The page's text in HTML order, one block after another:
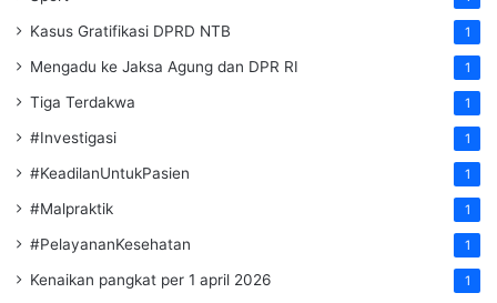
Kasus Gratifikasi DPRD NTB 1
Mengadu ke Jaksa Agung dan DPR RI 1
Tiga Terdakwa 1
#Investigasi 1
#KeadilanUntukPasien 1
#Malpraktik 1
#PelayananKesehatan 1
Kenaikan pangkat per 1 april 2026 1